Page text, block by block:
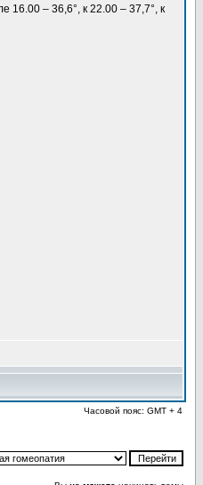
16.00 – 36,6°, к 22.00 – 37,7°, к
Часовой пояс: GMT + 4